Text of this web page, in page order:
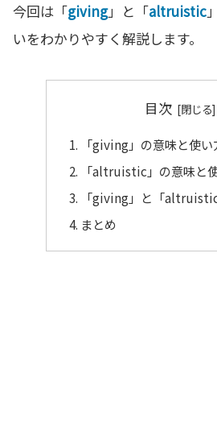
今回は「giving」と「altruistic
いをわかりやすく解説します。
目次
「giving」の意味と使い
「altruistic」の意味と
「giving」と「
まとめ